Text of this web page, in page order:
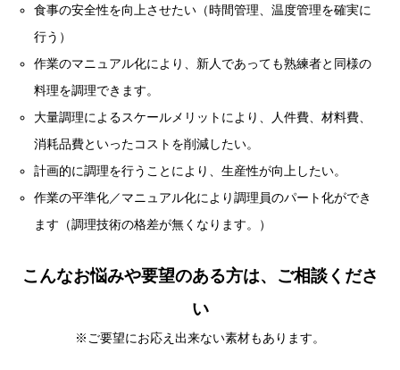
食事の安全性を向上させたい（時間管理、温度管理を確実に
行う）
作業のマニュアル化により、新人であっても熟練者と同様の
料理を調理できます。
大量調理によるスケールメリットにより、人件費、材料費、
消耗品費といったコストを削減したい。
計画的に調理を行うことにより、生産性が向上したい。
作業の平準化／マニュアル化により調理員のパート化ができ
ます（調理技術の格差が無くなります。）
こんなお悩みや要望のある方は、ご相談くださ
い
※ご要望にお応え出来ない素材もあります。